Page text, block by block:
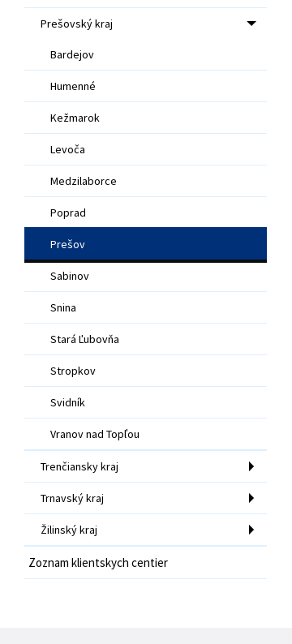
Prešovský kraj
Bardejov
Humenné
Kežmarok
Levoča
Medzilaborce
Poprad
Prešov
Sabinov
Snina
Stará Ľubovňa
Stropkov
Svidník
Vranov nad Topľou
Trenčiansky kraj
Trnavský kraj
Žilinský kraj
Zoznam klientskych centier